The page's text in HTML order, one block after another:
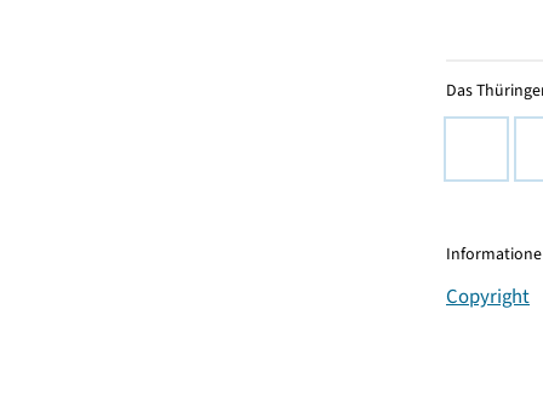
Das
Copyright